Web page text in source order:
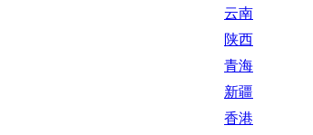
云南
陕西
青海
新疆
香港